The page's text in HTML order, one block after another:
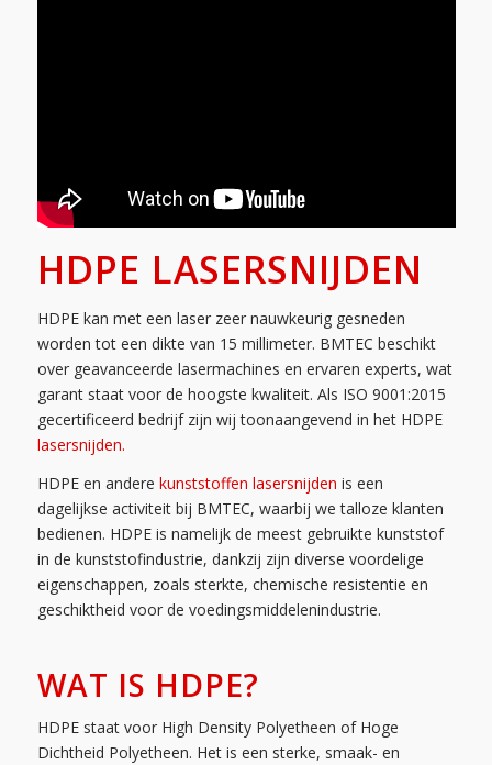
HDPE LASERSNIJDEN
HDPE kan met een laser zeer nauwkeurig gesneden
worden tot een dikte van 15 millimeter. BMTEC beschikt
over geavanceerde lasermachines en ervaren experts, wat
garant staat voor de hoogste kwaliteit. Als ISO 9001:2015
gecertificeerd bedrijf zijn wij toonaangevend in het HDPE
lasersnijden.
HDPE en andere kunststoffen lasersnijden is een
dagelijkse activiteit bij BMTEC, waarbij we talloze klanten
bedienen. HDPE is namelijk de meest gebruikte kunststof
in de kunststofindustrie, dankzij zijn diverse voordelige
eigenschappen, zoals sterkte, chemische resistentie en
geschiktheid voor de voedingsmiddelenindustrie.
WAT IS HDPE?
HDPE staat voor High Density Polyetheen of Hoge
Dichtheid Polyetheen. Het is een sterke, smaak- en